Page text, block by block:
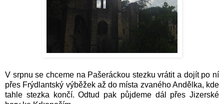
V srpnu se chceme na Pašeráckou stezku vrátit a dojít po ní
přes Frýdlantský výběžek až do místa zvaného Andělka, kde
tahle stezka končí. Odtud pak půjdeme dál přes Jizerské